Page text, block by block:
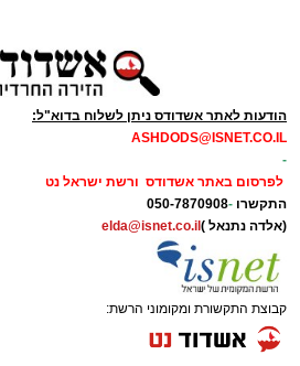
הודעות לאתר אשדודס ניתן לשלוח בדוא"ל:
ASHDODS@ISNET.CO.IL
-
לפרסום באתר אשדודס ורשת ישראל נט
התקשרו -
050-7870908
(אלדה נתנאל ) elda@isnet.co.il
קבוצת התקשורת ומקומוני הרשת: